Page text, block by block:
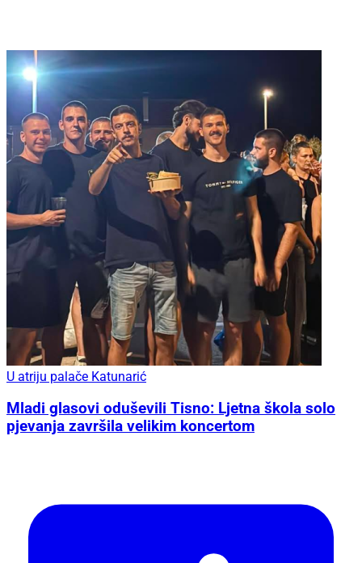
U atriju palače Katunarić
Mladi glasovi oduševili Tisno: Ljetna škola solo
pjevanja završila velikim koncertom